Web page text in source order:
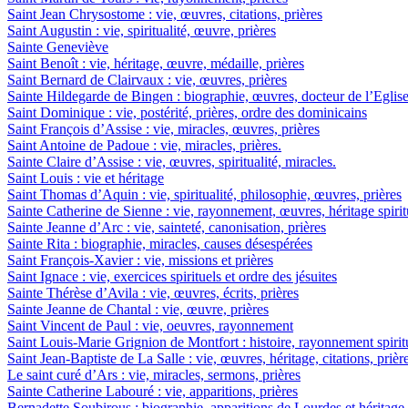
Saint Jean Chrysostome : vie, œuvres, citations, prières
Saint Augustin : vie, spiritualité, œuvre, prières
Sainte Geneviève
Saint Benoît : vie, héritage, œuvre, médaille, prières
Saint Bernard de Clairvaux : vie, œuvres, prières
Sainte Hildegarde de Bingen : biographie, œuvres, docteur de l’Eglise
Saint Dominique : vie, postérité, prières, ordre des dominicains
Saint François d’Assise : vie, miracles, œuvres, prières
Saint Antoine de Padoue : vie, miracles, prières.
Sainte Claire d’Assise : vie, œuvres, spiritualité, miracles.
Saint Louis : vie et héritage
Saint Thomas d’Aquin : vie, spiritualité, philosophie, œuvres, prières
Sainte Catherine de Sienne : vie, rayonnement, œuvres, héritage
Sainte Jeanne d’Arc : vie, sainteté, canonisation, prières
Sainte Rita : biographie, miracles, causes désespérées
Saint François-Xavier : vie, missions et prières
Saint Ignace : vie, exercices spirituels et ordre des jésuites
Sainte Thérèse d’Avila : vie, œuvres, écrits, prières
Sainte Jeanne de Chantal : vie, œuvre, prières
Saint Vincent de Paul : vie, oeuvres, rayonnement
Saint Louis-Marie Grignion de Montfort : histoire, rayonnement
Saint Jean-Baptiste de La Salle : vie, œuvres, héritage, citations,
Le saint curé d’Ars : vie, miracles, sermons, prières
Sainte Catherine Labouré : vie, apparitions, prières